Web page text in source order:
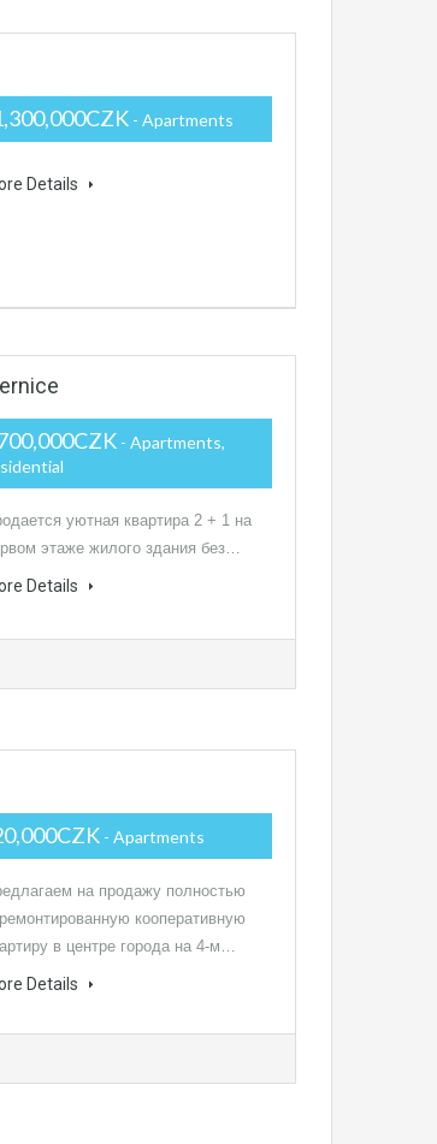
- Apartments
Details
- Apartments,
уютная квартира 2 + 1 на
этаже жилого здания без…
Details
- Apartments
на продажу полностью
кооперативную
в центре города на 4-м…
Details